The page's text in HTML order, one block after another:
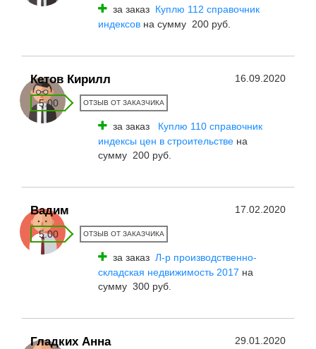
за заказ Куплю 112 справочник
индексов на сумму 200 руб.
Кетов Кирилл 16.09.2020
5.00 ОТЗЫВ ОТ ЗАКАЗЧИКА
за заказ
Куплю 110 справочник
индексы цен в строительстве на
сумму 200 руб.
Вадим 17.02.2020
5.00 ОТЗЫВ ОТ ЗАКАЗЧИКА
за заказ Л-р производственно-
складская недвижимость 2017 на
сумму 300 руб.
Гладких Анна 29.01.2020